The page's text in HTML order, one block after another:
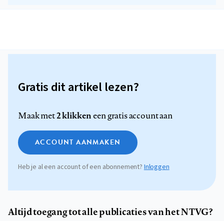
Gratis dit artikel lezen?
Maak met2 klikkeneen gratis account aan
ACCOUNT AANMAKEN
Heb je al een account of een abonnement? Inloggen
Altijd toegang tot alle publicaties van het NTVG?